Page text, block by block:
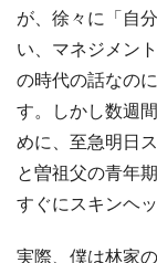
が、徐々に「自
い、マネジメン
の時代の話なの
す。しかし数週
めに、至急明日
と曽祖父の青年
すぐにスキンヘ
実際、僕は林家